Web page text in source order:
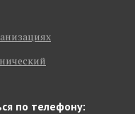
по телефону: